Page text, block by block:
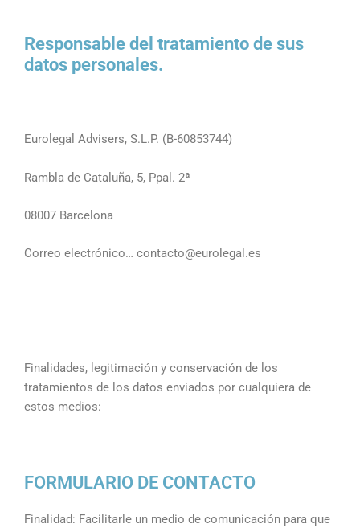
Responsable del tratamiento de sus
datos personales.
Eurolegal Advisers, S.L.P. (B-60853744)
Rambla de Cataluña, 5, Ppal. 2ª
08007 Barcelona
Correo electrónico… contacto@eurolegal.es
Finalidades, legitimación y conservación de los
tratamientos de los datos enviados por cualquiera de
estos medios:
FORMULARIO DE CONTACTO
Finalidad: Facilitarle un medio de comunicación para que